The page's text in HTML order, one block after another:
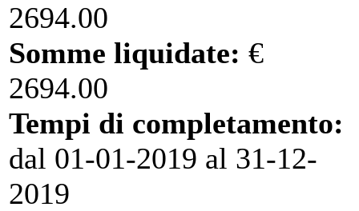
2694.00
Somme liquidate: €
2694.00
Tempi di completamento:
dal 01-01-2019 al 31-12-
2019